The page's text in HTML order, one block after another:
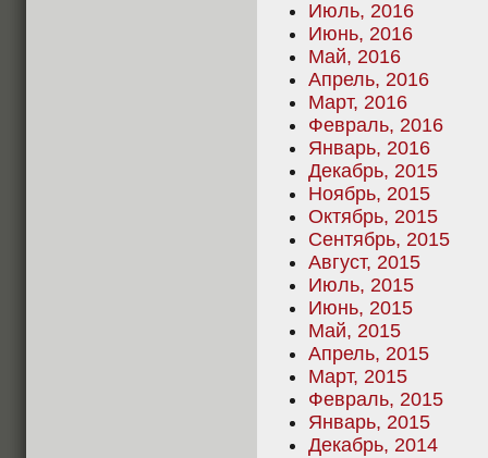
Июль, 2016
Июнь, 2016
Май, 2016
Апрель, 2016
Март, 2016
Февраль, 2016
Январь, 2016
Декабрь, 2015
Ноябрь, 2015
Октябрь, 2015
Сентябрь, 2015
Август, 2015
Июль, 2015
Июнь, 2015
Май, 2015
Апрель, 2015
Март, 2015
Февраль, 2015
Январь, 2015
Декабрь, 2014